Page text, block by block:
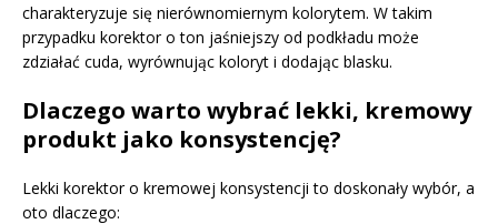
charakteryzuje się nierównomiernym kolorytem. W takim
przypadku korektor o ton jaśniejszy od podkładu może
zdziałać cuda, wyrównując koloryt i dodając blasku.
Dlaczego warto wybrać lekki, kremowy
produkt jako konsystencję?
Lekki korektor o kremowej konsystencji to doskonały wybór, a
oto dlaczego: